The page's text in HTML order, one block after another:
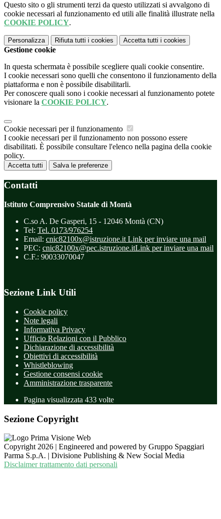
Questo sito o gli strumenti terzi da questo utilizzati si avvalgono di
cookie necessari al funzionamento ed utili alle finalità illustrate nella
COOKIE POLICY.
Personalizza Rifiuta tutti i cookies Accetta tutti i cookies
Gestione cookie
In questa schermata è possibile scegliere quali cookie consentire.
I cookie necessari sono quelli che consentono il funzionamento della
piattaforma e non è possibile disabilitarli.
Per conoscere quali sono i cookie necessari al funzionamento potete
visionare la COOKIE POLICY.
Cookie necessari per il funzionamento
I cookie necessari per il funzionamento non possono essere
disabilitati. È possibile consultare l'elenco nella pagina della cookie
policy.
Accetta tutti Salva le preferenze
Contatti
Istituto Comprensivo Statale di Montà
C.so A. De Gasperi, 15 - 12046 Montà (CN)
Tel: Tel. 0173/976254
Email: cnic82100x@istruzione.it Link per inviare una mail
PEC: cnic82100x@pec.istruzione.itLink per inviare una mail
C.F.: 90033070047
Sezione Link Utili
Cookie policy
Note legali
Informativa Privacy
Ufficio Relazioni con il Pubblico
Dichiarazione di accessibilità
Obiettivi di accessibilità
Whistleblowing
Gestione consensi cookie
Amministrazione trasparente
Pagina visualizzata 433 volte
Sezione Copyright
Copyright 2026 | Engineered and powered by Gruppo Spaggiari
Parma S.p.A. | Divisione Publishing & New Social Media
Disclaimer trattamento dati personali